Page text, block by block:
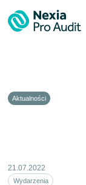
Aktualności
21.07.2022
Wydarzenia